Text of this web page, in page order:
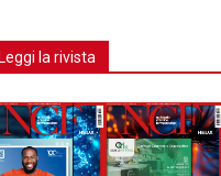
la rivista